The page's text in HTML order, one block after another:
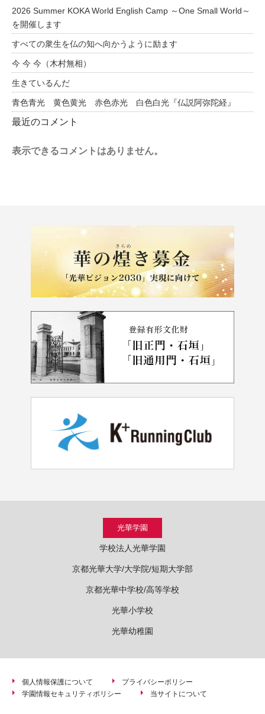
2026 Summer KOKA World English Camp ～One Small World～
を開催します
すべての衆生を仏の知へ向かうように励ます
今 今 今（木村無相）
生きているんだ
青色青光 黄色黄光 赤色赤光 白色白光『仏説阿弥陀経』
最近のコメント
表示できるコメントはありません。
光華学園
学校法人光華学園
京都光華大学/大学院/短期大学部
京都光華中学校/高等学校
光華小学校
光華幼稚園
個人情報保護について
プライバシーポリシー
学園情報セキュリティポリシー
当サイトについて